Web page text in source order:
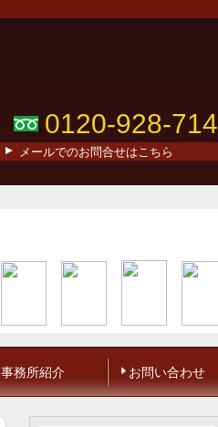
0120-928-714
メールでのお問合せはこちら
事務所紹介 お問い合わせ